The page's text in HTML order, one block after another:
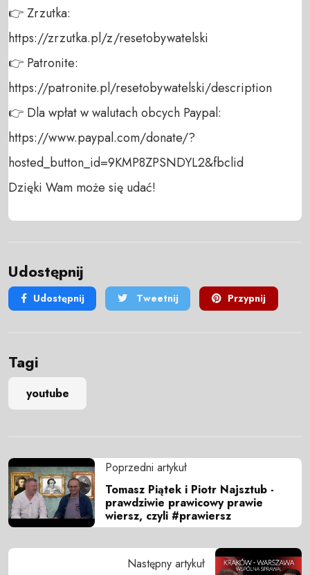
👉 Zrzutka:
https://zrzutka.pl/z/resetobywatelski
👉 Patronite:
https://patronite.pl/resetobywatelski/description
👉 Dla wpłat w walutach obcych Paypal:
https://www.paypal.com/donate/?
hosted_button_id=9KMP8ZPSNDYL2&fbclid
Dzięki Wam może się udać!
Udostępnij
Udostępnij Tweetnij Przypnij
Tagi
youtube
Poprzedni artykuł
Tomasz Piątek i Piotr Najsztub -
prawdziwie prawicowy prawie
wiersz, czyli #prawiersz
Następny artykuł